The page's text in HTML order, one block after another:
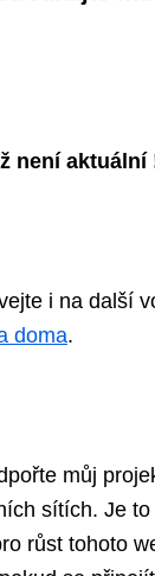
není aktuální
i na další
doma.
můj
sítích. Je
růst tohoto